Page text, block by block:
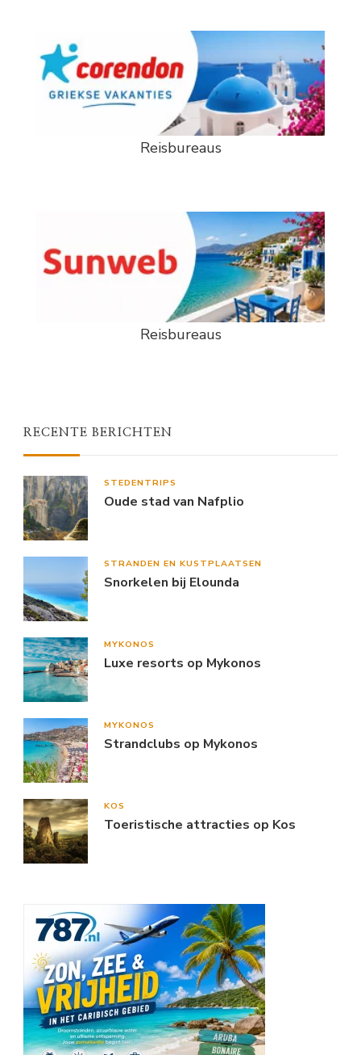
Reisbureaus
Reisbureaus
RECENTE BERICHTEN
STEDENTRIPS
Oude stad van Nafplio
STRANDEN EN KUSTPLAATSEN
Snorkelen bij Elounda
MYKONOS
Luxe resorts op Mykonos
MYKONOS
Strandclubs op Mykonos
KOS
Toeristische attracties op Kos